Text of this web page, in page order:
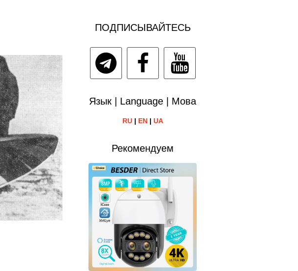
ПОДПИСЫВАЙТЕСЬ
Язык | Language | Мова
RU| EN| UA
Рекомендуем